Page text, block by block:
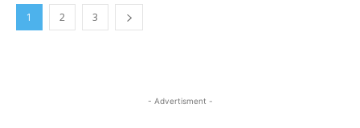
1 2 3
- Advertisment -